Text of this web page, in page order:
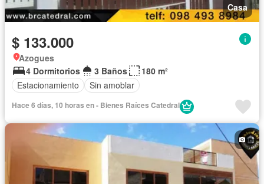
Casa
$ 133.000
Azogues
4 Dormitorios
3 Baños
180 m²
Estacionamiento
Sin amoblar
Hace 6 días, 10 horas en - Bienes Raíces Catedral